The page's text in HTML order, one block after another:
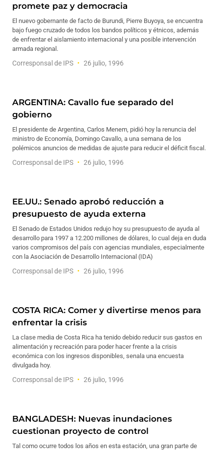
promete paz y democracia
El nuevo gobernante de facto de Burundi, Pierre Buyoya, se encuentra
bajo fuego cruzado de todos los bandos políticos y étnicos, además
de enfrentar el aislamiento internacional y una posible intervención
armada regional.
Corresponsal de IPS 26 julio, 1996
ARGENTINA: Cavallo fue separado del
gobierno
El presidente de Argentina, Carlos Menem, pidió hoy la renuncia del
ministro de Economía, Domingo Cavallo, a una semana de los
polémicos anuncios de medidas de ajuste para reducir el déficit fiscal.
Corresponsal de IPS 26 julio, 1996
EE.UU.: Senado aprobó reducción a
presupuesto de ayuda externa
El Senado de Estados Unidos redujo hoy su presupuesto de ayuda al
desarrollo para 1997 a 12.200 millones de dólares, lo cual deja en duda
varios compromisos del país con agencias mundiales, especialmente
con la Asociación de Desarrollo Internacional (IDA)
Corresponsal de IPS 26 julio, 1996
COSTA RICA: Comer y divertirse menos para
enfrentar la crisis
La clase media de Costa Rica ha tenido debido reducir sus gastos en
alimentación y recreación para poder hacer frente a la crisis
económica con los ingresos disponibles, senala una encuesta
divulgada hoy.
Corresponsal de IPS 26 julio, 1996
BANGLADESH: Nuevas inundaciones
cuestionan proyecto de control
Tal como ocurre todos los años en esta estación, una gran parte de